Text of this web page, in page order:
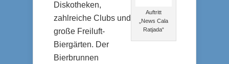
Diskotheken,
zahlreiche Clubs und
große Freiluft-
Biergärten. Der
Bierbrunnen
Auftritt
„News Cala
Ratjada“